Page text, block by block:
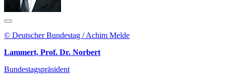
© Deutscher Bundestag / Achim Melde
Lammert, Prof. Dr. Norbert
Bundestagspräsident